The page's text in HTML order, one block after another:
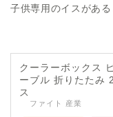
子供専用のイスがある
クーラーボックス
ーブル 折りたたみ
ス
ファイト 産業